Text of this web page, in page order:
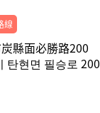
線
縣面必勝路200
탄현면 필승로 200